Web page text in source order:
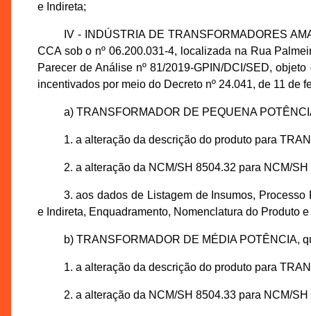
e Indireta;
IV - INDÚSTRIA DE TRANSFORMADORES
CCA sob o nº 06.200.031-4, localizada na Rua
Parecer de Análise nº 81/2019-GPIN/DCI/SED,
incentivados por meio do Decreto nº 24.041, de 11 de
a) TRANSFORMADOR DE PEQUENA
1. a alteração da descrição do produto para
2. a alteração da NCM/SH 8504.32 para NCM/SH
3. aos dados de Listagem de Insumos,
e Indireta, Enquadramento, Nomenclatura do Produto
b) TRANSFORMADOR DE MÉDIA POTÊNCIA,
1. a alteração da descrição do produto para
2. a alteração da NCM/SH 8504.33 para NCM/SH